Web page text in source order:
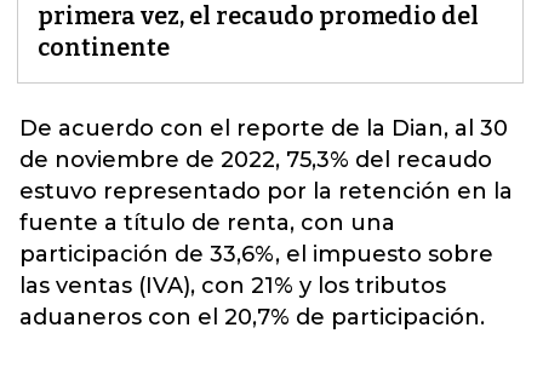
primera vez, el recaudo promedio del
continente
De acuerdo con el reporte de la Dian, al 30
de noviembre de 2022, 75,3% del recaudo
estuvo representado por la retención en la
fuente a título de renta, con una
participación de 33,6%, el impuesto sobre
las ventas (IVA), con 21% y los tributos
aduaneros con el 20,7% de participación.